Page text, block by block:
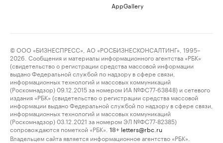
AppGallery
© ООО «БИЗНЕСПРЕСС», АО «РОСБИЗНЕСКОНСАЛТИНГ», 1995–
2026. Сообщения и материалы информационного агентства «РБК»
(свидетельство о регистрации средства массовой информации
выдано Федеральной службой по надзору в сфере связи,
информационных технологий и массовых коммуникаций
(Роскомнадзор) 09.12.2015 за номером ИА №ФС77-63848) и сетевого
издания «РБК» (свидетельство о регистрации средства массовой
информации выдано Федеральной службой по надзору в сфере связи,
информационных технологий и массовых коммуникаций
(Роскомнадзор) 03.12.2021 за номером ЭЛ №ФС77-82385)
сопровождаются пометкой «РБК».
18+ letters@rbc.ru
Владельцем сайта является информационное агентство «РБК».